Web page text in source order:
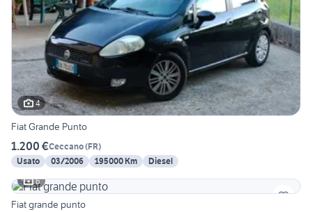
4
Fiat Grande Punto
1.200 €Ceccano(FR)
Usato
03/2006 195000 Km
Diesel
6
Fiat grande punto